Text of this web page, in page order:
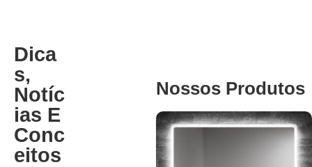
Nossos Produtos
Dica
S,
Notíc
Ias E
Conc
Eitos